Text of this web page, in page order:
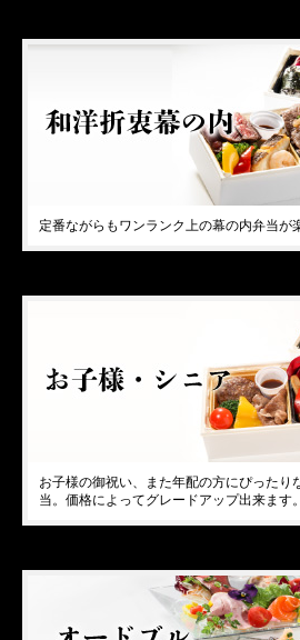
定番ながらもワンランク上の幕の内弁当が
お子様の御祝い、また年配の方にぴったり
当。価格によってグレードアップ出来ます。